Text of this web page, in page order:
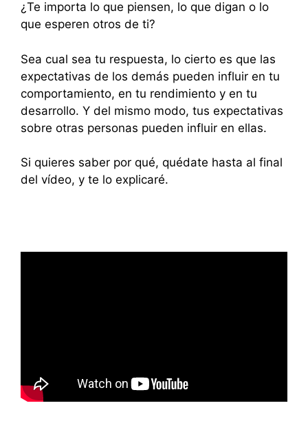
¿Te importa lo que piensen, lo que digan o lo
que esperen otros de ti?
Sea cual sea tu respuesta, lo cierto es que las
expectativas de los demás pueden influir en tu
comportamiento, en tu rendimiento y en tu
desarrollo. Y del mismo modo, tus expectativas
sobre otras personas pueden influir en ellas.
Si quieres saber por qué, quédate hasta al final
del vídeo, y te lo explicaré.